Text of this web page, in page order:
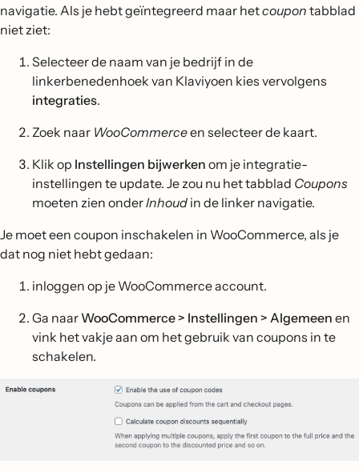
navigatie. Als je hebt geïntegreerd maar hetcoupon tabblad
niet ziet:
Selecteer de naam van je bedrijf in de
linkerbenedenhoek van Klaviyoen kies vervolgens
integraties.
Zoek naar WooCommerceen selecteer de kaart.
Klik op Instellingen bijwerken om je integratie-
instellingen te update. Je zou nu het tabblad Coupons
moeten zien onderInhoud in de linker navigatie.
Je moet een coupon inschakelen in WooCommerce, als je
dat nog niet hebt gedaan:
inloggen op je WooCommerce account.
Ga naarWooCommerce > Instellingen > Algemeen en
vink het vakje aan om het gebruik van coupons in te
schakelen.